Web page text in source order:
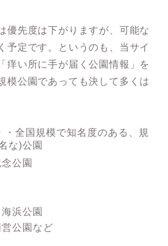
優先度は下がりますが、可能な
予定です。というのも、当サイ
痒い所に手が届く公園情報」を
模公園であっても決して多くは
・全国規模で知名度のある、規
な)公園
公園
浜公園
公園など